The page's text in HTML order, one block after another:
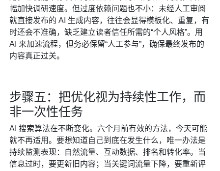
幅加快调研速度。但过度依赖问题也不小：未经人工审阅
就直接发布的 AI 生成内容，往往会显得模板化、重复，有
时还会不准确，缺乏建立读者信任所需的“个人风格”。用
AI 来加速流程，但务必保留“人工参与”，确保最终发布的
内容真正过关。
步骤五：把优化视为持续性工作，而
非一次性任务
AI 搜索算法在不断变化。六个月前有效的方法，今天可能
就不再适用。要想知道自己到底在发生什么，唯一办法是
持续监测表现：自然流量、互动数据、排名和转化率。当
信息过时，要更新旧内容；当关键词流量下降，要重新评